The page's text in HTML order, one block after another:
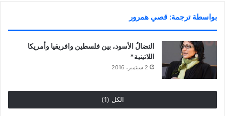
بواسطة ترجمة: قصي همرور
النضالُ الأسود، بين فلسطين وافريقيا وأمريكا
اللاتينية*
2 سبتمبر، 2016
الكل (1)